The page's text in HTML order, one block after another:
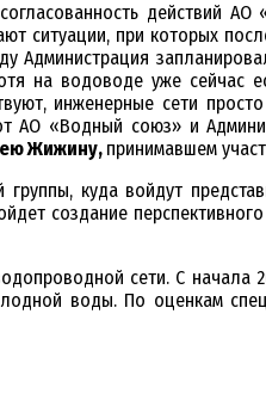
действий
ситуации, при которых
Администрация
на водоводе уже сейчас
инженерные сети
АО «Водный союз» и
Жижину, принимавшем
куда войдут
создание
сети. С
воды. По оценкам